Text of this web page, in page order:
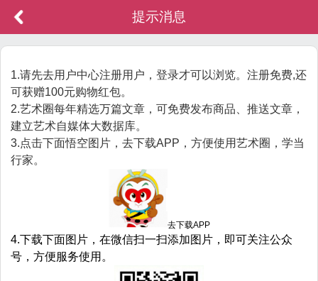
提示消息
1.请先去用户中心注册用户，登录才可以浏览。注册免费,还
可获赠100元购物红包。
2.艺术圈每年精选万篇文章，可免费发布商品、推送文章，
建立艺术自媒体大数据库。
3.点击下面悟空图片，去下载APP，方便使用艺术圈，学当
行家。
去下载APP
4.下载下面图片，在微信扫一扫添加图片，即可关注公众
号，方便服务使用。